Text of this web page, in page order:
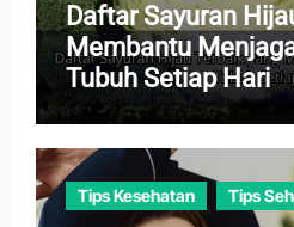
Daftar Sayuran
Membantu
Tubuh Setiap Hari
Tips Kesehatan Tips